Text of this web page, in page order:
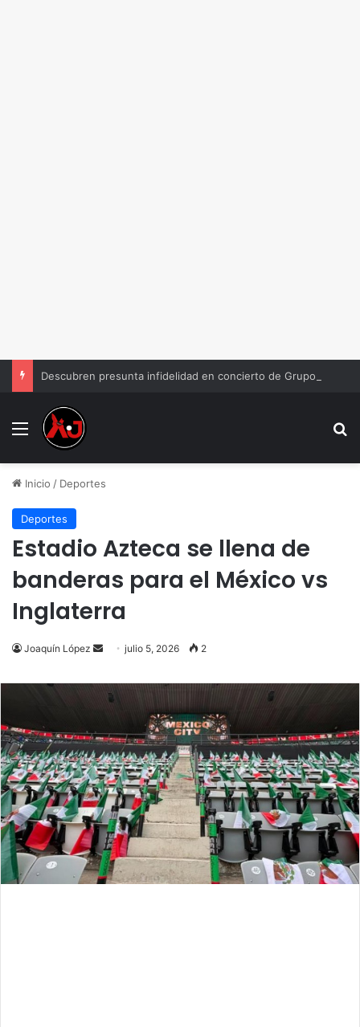
Menu
Inicio / Deportes
Deportes
Estadio Azteca se llena de
banderas para el México vs
Inglaterra
Joaquín López
Send
email
julio 5, 2026 2